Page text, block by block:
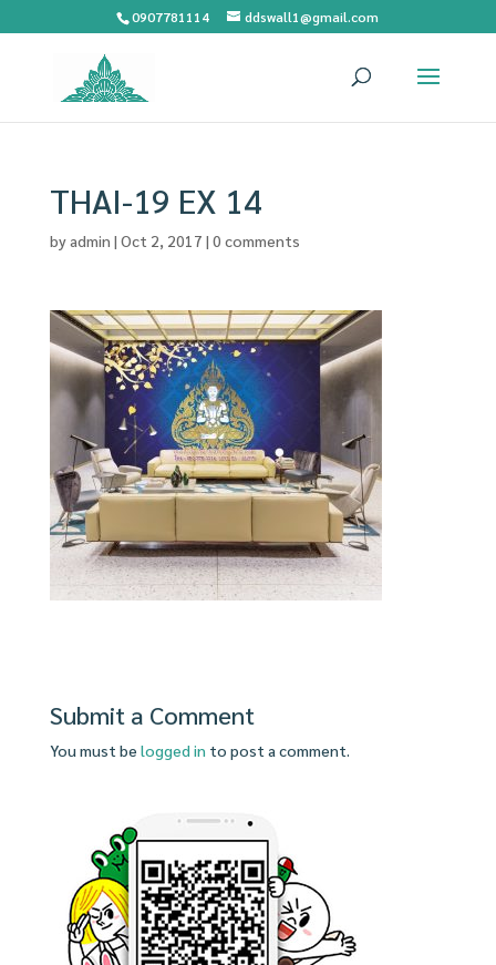
0907781114 ddswall1@gmail.com
THAI-19 EX 14
byadmin | Oct 2, 2017 | 0 comments
Submit a Comment
You must be logged in to post a comment.